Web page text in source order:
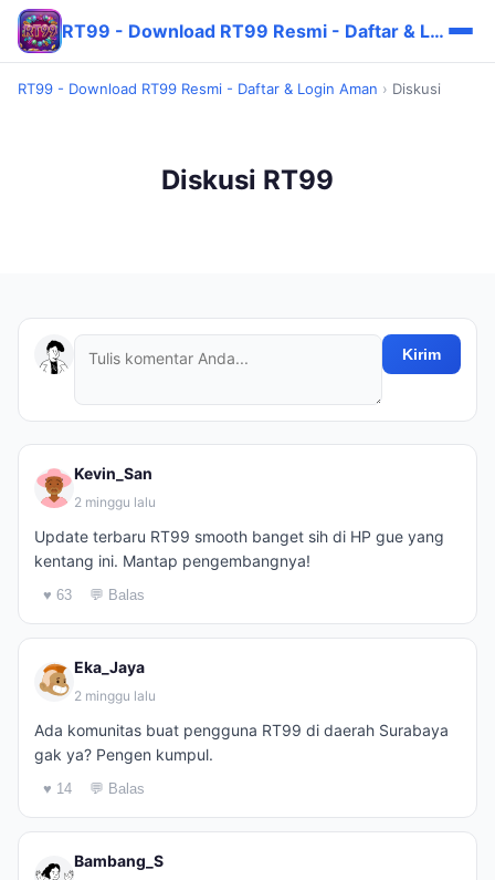
RT99 - Download RT99 Resmi - Daftar & Login Aman
RT99 - Download RT99 Resmi - Daftar & Login Aman › Diskusi
Diskusi RT99
Kirim
Kevin_San
2 minggu lalu
Update terbaru RT99 smooth banget sih di HP gue yang
kentang ini. Mantap pengembangnya!
♥ 63 💬 Balas
Eka_Jaya
2 minggu lalu
Ada komunitas buat pengguna RT99 di daerah Surabaya
gak ya? Pengen kumpul.
♥ 14 💬 Balas
Bambang_S